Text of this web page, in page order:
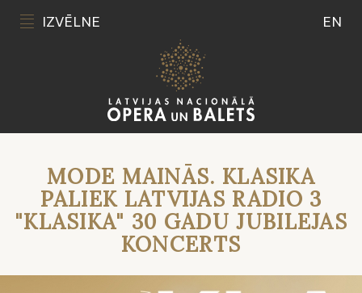
IZVĒLNE EN
MODE MAINĀS. KLASIKA
PALIEK LATVIJAS RADIO 3
"KLASIKA" 30 GADU JUBILEJAS
KONCERTS